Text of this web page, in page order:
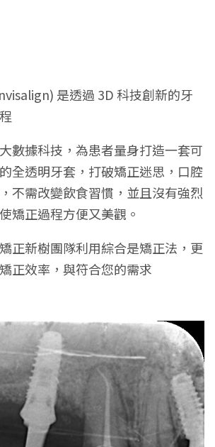
是透過 3D 科技創新的牙
數據科技，為患者量身打造一套可
全透明牙套，打破矯正迷思，口腔
不需改變飲食習慣，並且沒有強烈
矯正過程方便又美觀。
正新樹團隊利用綜合是矯正法，更
正效率，與符合您的需求